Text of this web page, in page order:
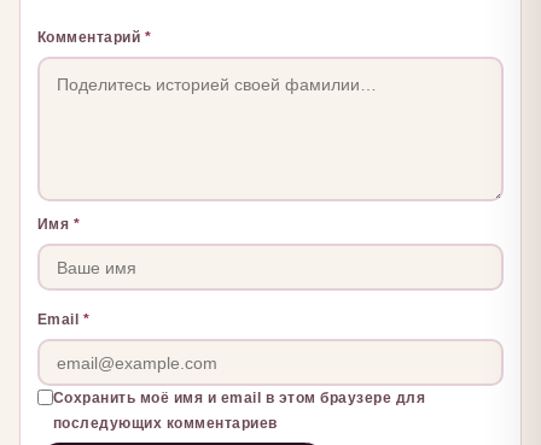
Комментарий *
Имя *
Email *
Сохранить моё имя и email в этом браузере для
последующих комментариев